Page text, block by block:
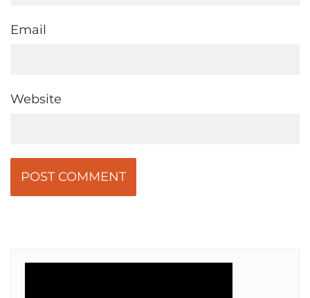
Email
Website